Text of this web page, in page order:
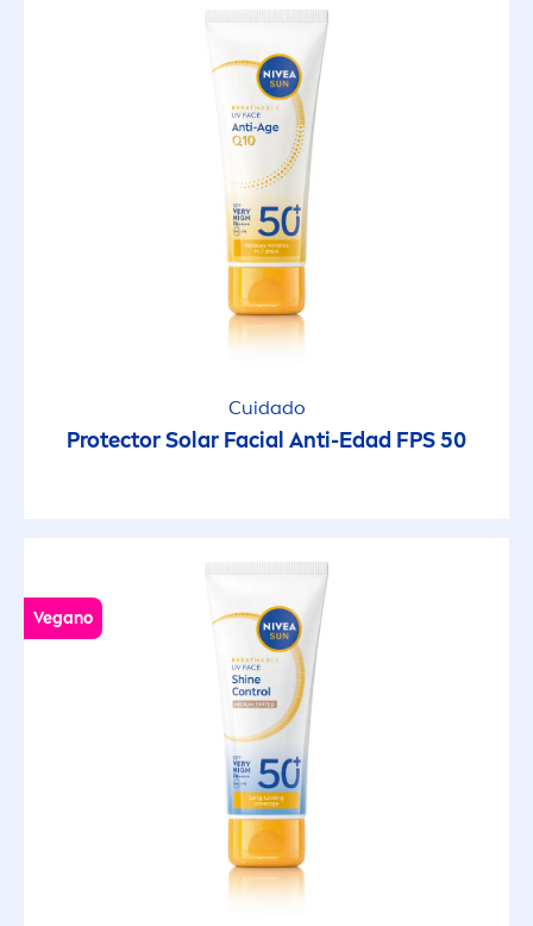
Rápida absorción
Resistente al Agua
Resistente al sudor
Textura ligera
Vegano
Protección Solar
Cuidado
Protector Solar Facial Anti-Edad FPS 50
Vegano